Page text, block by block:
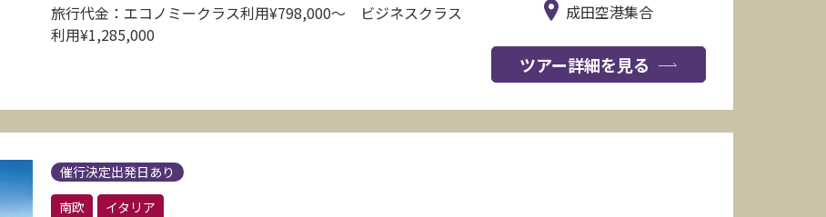
旅行代金：エコノミークラス利用¥798,000〜 ビジネスクラス
利用¥1,285,000
成田空港集合
ツアー詳細を見る
催行決定出発日あり
南欧
イタリア